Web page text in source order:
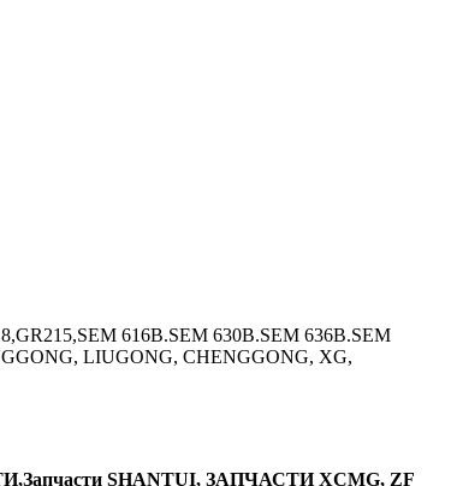
616B.SEM 630B.SEM 636B.SEM
LIUGONG, CHENGGONG, XG,
SHANTUI, ЗАПЧАСТИ XCMG, ZF